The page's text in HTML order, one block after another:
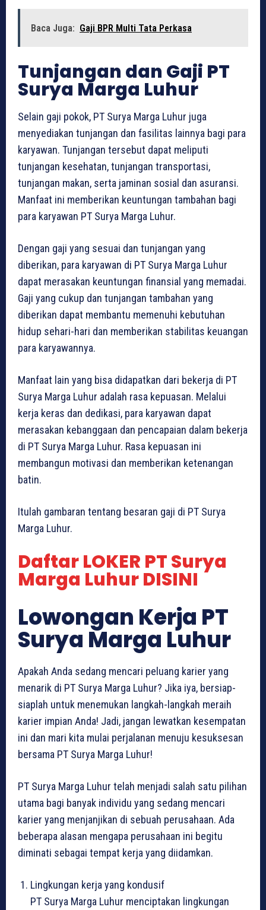
Baca Juga: Gaji BPR Multi Tata Perkasa
Tunjangan dan Gaji PT
Surya Marga Luhur
Selain gaji pokok, PT Surya Marga Luhur juga
menyediakan tunjangan dan fasilitas lainnya bagi para
karyawan. Tunjangan tersebut dapat meliputi
tunjangan kesehatan, tunjangan transportasi,
tunjangan makan, serta jaminan sosial dan asuransi.
Manfaat ini memberikan keuntungan tambahan bagi
para karyawan PT Surya Marga Luhur.
Dengan gaji yang sesuai dan tunjangan yang
diberikan, para karyawan di PT Surya Marga Luhur
dapat merasakan keuntungan finansial yang memadai.
Gaji yang cukup dan tunjangan tambahan yang
diberikan dapat membantu memenuhi kebutuhan
hidup sehari-hari dan memberikan stabilitas keuangan
para karyawannya.
Manfaat lain yang bisa didapatkan dari bekerja di PT
Surya Marga Luhur adalah rasa kepuasan. Melalui
kerja keras dan dedikasi, para karyawan dapat
merasakan kebanggaan dan pencapaian dalam bekerja
di PT Surya Marga Luhur. Rasa kepuasan ini
membangun motivasi dan memberikan ketenangan
batin.
Itulah gambaran tentang besaran gaji di PT Surya
Marga Luhur.
Daftar LOKER PT Surya
Marga Luhur DISINI
Lowongan Kerja PT
Surya Marga Luhur
Apakah Anda sedang mencari peluang karier yang
menarik di PT Surya Marga Luhur? Jika iya, bersiap-
siaplah untuk menemukan langkah-langkah meraih
karier impian Anda! Jadi, jangan lewatkan kesempatan
ini dan mari kita mulai perjalanan menuju kesuksesan
bersama PT Surya Marga Luhur!
PT Surya Marga Luhur telah menjadi salah satu pilihan
utama bagi banyak individu yang sedang mencari
karier yang menjanjikan di sebuah perusahaan. Ada
beberapa alasan mengapa perusahaan ini begitu
diminati sebagai tempat kerja yang diidamkan.
Lingkungan kerja yang kondusif
PT Surya Marga Luhur menciptakan lingkungan